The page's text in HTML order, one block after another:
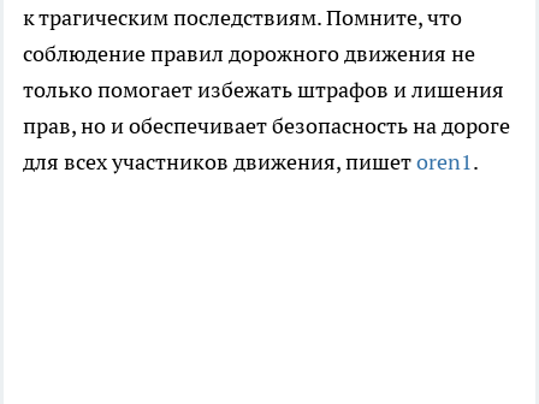
к трагическим последствиям. Помните, что
соблюдение правил дорожного движения не
только помогает избежать штрафов и лишения
прав, но и обеспечивает безопасность на дороге
для всех участников движения, пишетoren1.